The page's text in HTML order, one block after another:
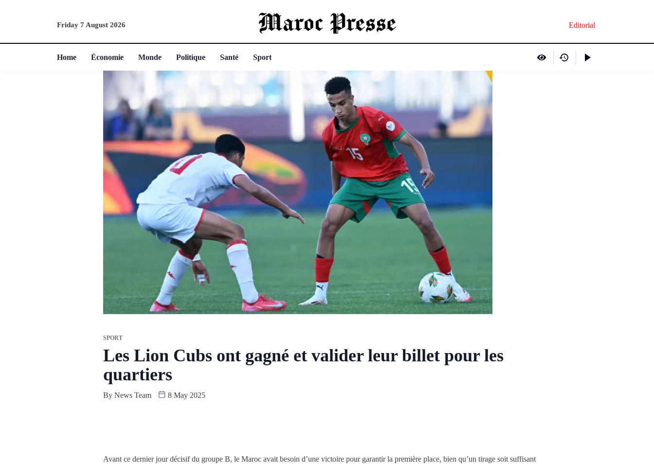
Friday 7 August 2026 Editorial
Home Économie Monde Politique Santé Sport
SPORT
Les Lion Cubs ont gagné et valider leur billet pour les
quartiers
By News Team 8 May 2025
Avant ce dernier jour décisif du groupe B, le Maroc avait besoin d’une victoire pour garantir la première place, bien qu’un tirage soit suffisant